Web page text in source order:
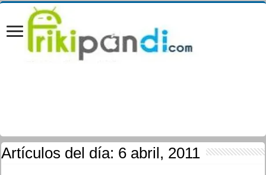
Artículos del día: 6 abril, 2011